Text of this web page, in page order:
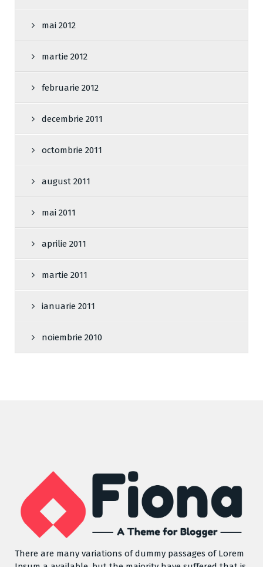
mai 2012
martie 2012
februarie 2012
decembrie 2011
octombrie 2011
august 2011
mai 2011
aprilie 2011
martie 2011
ianuarie 2011
noiembrie 2010
There are many variations of dummy passages of Lorem